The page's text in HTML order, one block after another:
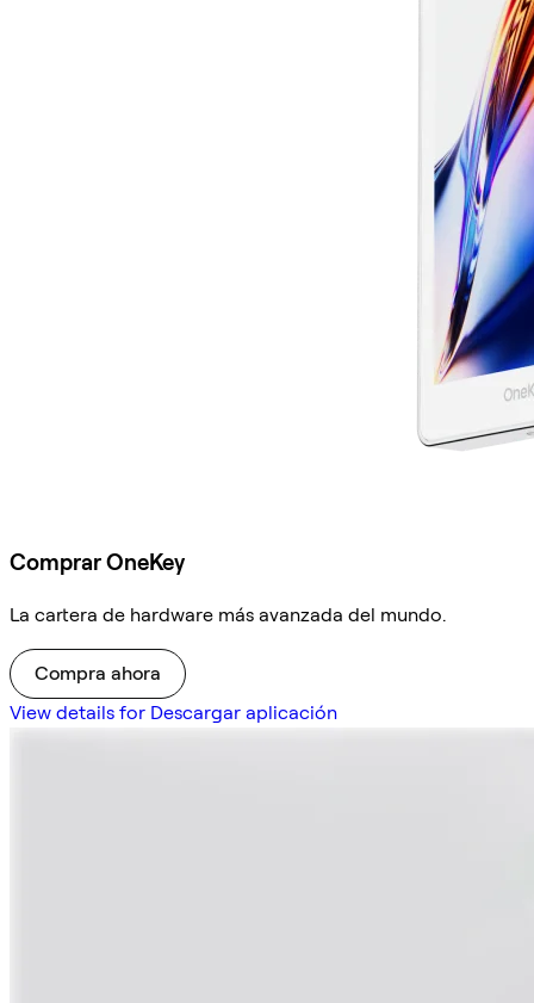
Comprar OneKey
La cartera de hardware más avanzada del mundo.
Compra ahora
View details for Descargar aplicación